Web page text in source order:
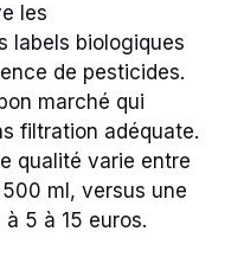
les
labels biologiques
de pesticides.
marché qui
filtration adéquate.
qualité varie entre
ml, versus une
5 à 15 euros.